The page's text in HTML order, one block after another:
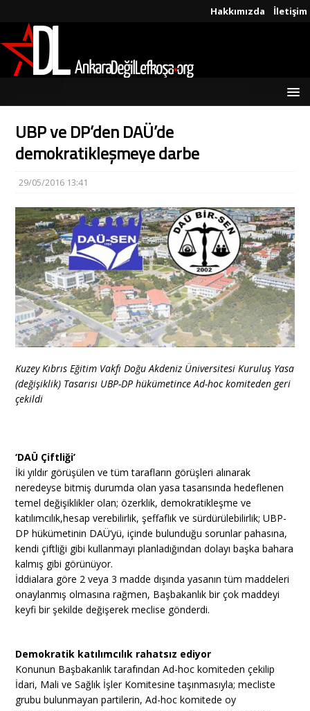
Hakkımızda İletişim
UBP ve DP’den DAÜ’de
demokratikleşmeye darbe
29/05/2016 13:41
Kuzey Kıbrıs Eğitim Vakfı Doğu Akdeniz Üniversitesi Kuruluş Yasa
(değişiklik) Tasarısı UBP-DP hükümetince Ad-hoc komiteden geri
çekildi
‘DAÜ Çiftliği’
İki yıldır görüşülen ve tüm tarafların görüşleri alınarak
neredeyse bitmiş durumda olan yasa tasarısında hedeflenen
temel değişiklikler olan; özerklik, demokratikleşme ve
katılımcılık,hesap verebilirlik, şeffaflık ve sürdürülebilirlik; UBP-
DP hükümetinin DAÜ’yü, içinde bulunduğu sorunlar pahasına,
kendi çiftliği gibi kullanmayı planladığından dolayı başka bahara
kalmış gibi görünüyor.
İddialara göre 2 veya 3 madde dışında yasanın tüm maddeleri
onaylanmış olmasına rağmen, Başbakanlık bir çok maddeyi
keyfi bir şekilde değişerek meclise gönderdi.
Demokratik katılımcılık rahatsız ediyor
Konunun Başbakanlık tarafından Ad-hoc komiteden çekilip
İdari, Mali ve Sağlık İşler Komitesine taşınmasıyla; mecliste
grubu bulunmayan partilerin, Ad-hoc komitede oy